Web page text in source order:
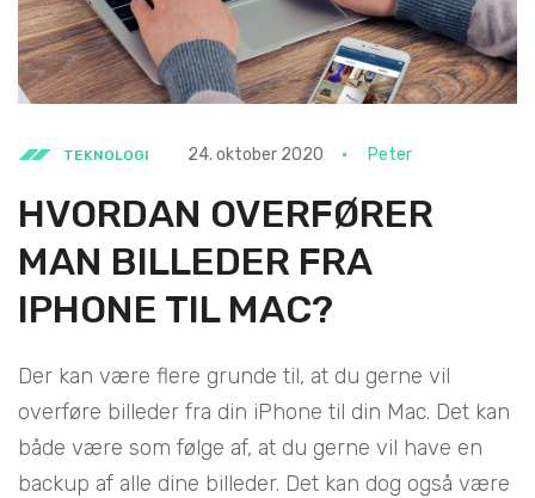
TEKNOLOGI 24. oktober 2020 Peter
HVORDAN OVERFØRER
MAN BILLEDER FRA
IPHONE TIL MAC?
Der kan være flere grunde til, at du gerne vil
overføre billeder fra din iPhone til din Mac. Det kan
både være som følge af, at du gerne vil have en
backup af alle dine billeder. Det kan dog også være